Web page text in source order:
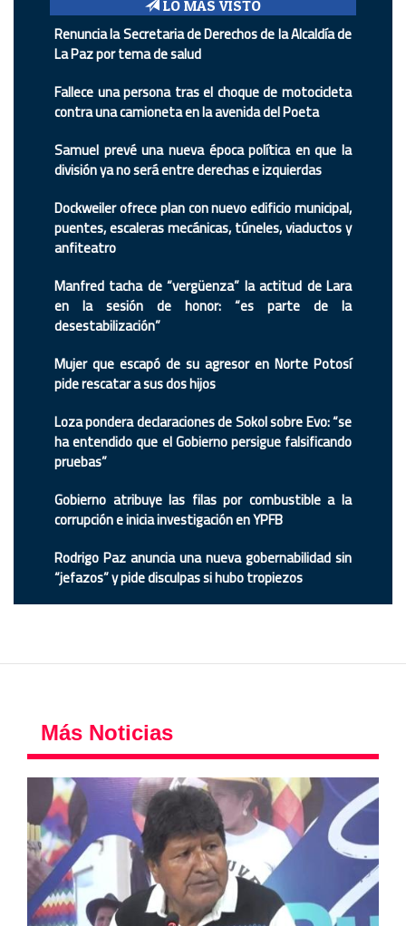
LO MÁS VISTO
Renuncia la Secretaria de Derechos de la Alcaldía de
La Paz por tema de salud
Fallece una persona tras el choque de motocicleta
contra una camioneta en la avenida del Poeta
Samuel prevé una nueva época política en que la
división ya no será entre derechas e izquierdas
Dockweiler ofrece plan con nuevo edificio municipal,
puentes, escaleras mecánicas, túneles, viaductos y
anfiteatro
Manfred tacha de “vergüenza” la actitud de Lara
en la sesión de honor: “es parte de la
desestabilización”
Mujer que escapó de su agresor en Norte Potosí
pide rescatar a sus dos hijos
Loza pondera declaraciones de Sokol sobre Evo: “se
ha entendido que el Gobierno persigue falsificando
pruebas”
Gobierno atribuye las filas por combustible a la
corrupción e inicia investigación en YPFB
Rodrigo Paz anuncia una nueva gobernabilidad sin
“jefazos” y pide disculpas si hubo tropiezos
Más Noticias